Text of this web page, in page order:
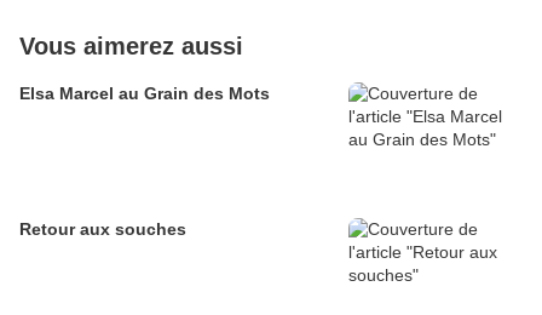
Vous aimerez aussi
Elsa Marcel au Grain des Mots
Retour aux souches